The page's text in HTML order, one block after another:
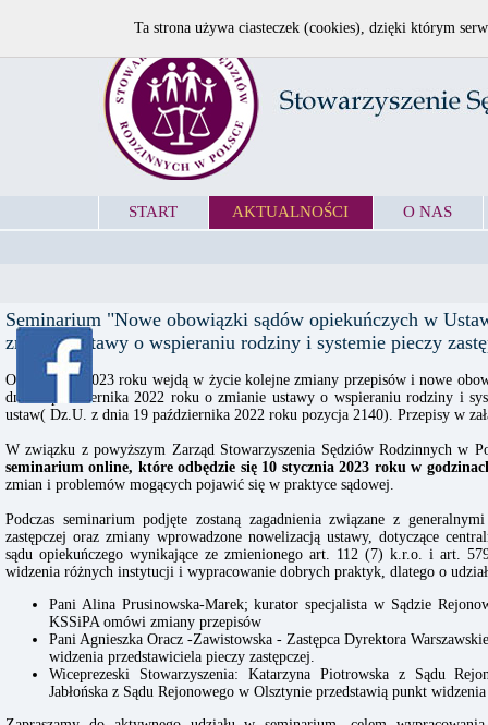
START AKTUALNOŚCI O NAS
Seminarium "Nowe obowiązki sądów opiekuńczych w
zmianie ustawy o wspieraniu rodziny i systemie pieczy
Od 1 lutego 2023 roku wejdą w życie kolejne zmiany przepisów i nowe
dnia 7 października 2022 roku o zmianie ustawy o wspieraniu rodziny i
ustaw( Dz.U. z dnia 19 października 2022 roku pozycja 2140). Przepisy w
W związku z powyższym Zarząd Stowarzyszenia Sędziów Rodzinnych w
seminarium online, które odbędzie się 10 stycznia 2023 roku w
zmian i problemów mogących pojawić się w praktyce sądowej.
Podczas seminarium podjęte zostaną zagadnienia związane z
zastępczej oraz zmiany wprowadzone nowelizacją ustawy, dotyczące
sądu opiekuńczego wynikające ze zmienionego art. 112 (7) k.r.o. i art.
widzenia różnych instytucji i wypracowanie dobrych praktyk, dlatego o
Pani Alina Prusinowska-Marek; kurator specjalista w Sądzie
KSSiPA omówi zmiany przepisów
Pani Agnieszka Oracz -Zawistowska - Zastępca Dyrektora
widzenia przedstawiciela pieczy zastępczej.
Wiceprezeski Stowarzyszenia: Katarzyna Piotrowska z Sądu
Jabłońska z Sądu Rejonowego w Olsztynie przedstawią punkt
Ta strona używa ciasteczek (cookies), dzięki którym